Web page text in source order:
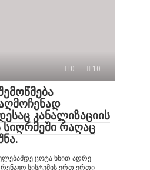
0 10
კანალიზაციის
სიღრმეში რაღაც
ცოტა ხნით ადრე
სისტემის ერთ-ერთი